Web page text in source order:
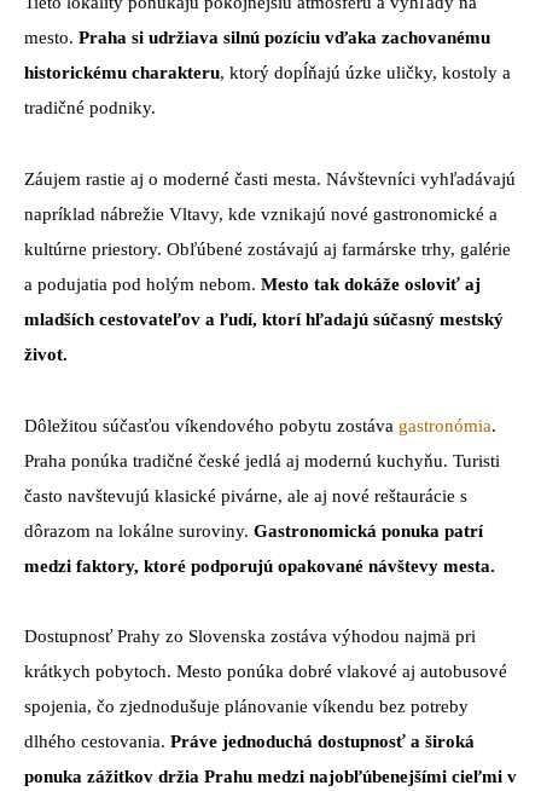
mesto. Praha si udržiava silnú pozíciu vďaka zachovanému
historickému charakteru, ktorý dopĺňajú úzke uličky, kostoly a
tradičné podniky.
Záujem rastie aj o moderné časti mesta. Návštevníci vyhľadávajú
napríklad nábrežie Vltavy, kde vznikajú nové gastronomické a
kultúrne priestory. Obľúbené zostávajú aj farmárske trhy, galérie
a podujatia pod holým nebom. Mesto tak dokáže osloviť aj
mladších cestovateľov a ľudí, ktorí hľadajú súčasný mestský
život.
Dôležitou súčasťou víkendového pobytu zostáva gastronómia.
Praha ponúka tradičné české jedlá aj modernú kuchyňu. Turisti
často navštevujú klasické pivárne, ale aj nové reštaurácie s
dôrazom na lokálne suroviny. Gastronomická ponuka patrí
medzi faktory, ktoré podporujú opakované návštevy mesta.
Dostupnosť Prahy zo Slovenska zostáva výhodou najmä pri
krátkych pobytoch. Mesto ponúka dobré vlakové aj autobusové
spojenia, čo zjednodušuje plánovanie víkendu bez potreby
dlhého cestovania. Práve jednoduchá dostupnosť a široká
ponuka zážitkov držia Prahu medzi najobľúbenejšími cieľmi v